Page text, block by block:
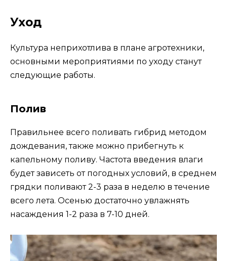
Уход
Культура неприхотлива в плане агротехники,
основными мероприятиями по уходу станут
следующие работы.
Полив
Правильнее всего поливать гибрид методом
дождевания, также можно прибегнуть к
капельному поливу. Частота введения влаги
будет зависеть от погодных условий, в среднем
грядки поливают 2-3 раза в неделю в течение
всего лета. Осенью достаточно увлажнять
насаждения 1-2 раза в 7-10 дней.